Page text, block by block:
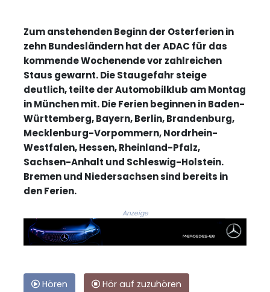
Zum anstehenden Beginn der Osterferien in
zehn Bundesländern hat der ADAC für das
kommende Wochenende vor zahlreichen
Staus gewarnt. Die Staugefahr steige
deutlich, teilte der Automobilklub am Montag
in München mit. Die Ferien beginnen in Baden-
Württemberg, Bayern, Berlin, Brandenburg,
Mecklenburg-Vorpommern, Nordrhein-
Westfalen, Hessen, Rheinland-Pfalz,
Sachsen-Anhalt und Schleswig-Holstein.
Bremen und Niedersachsen sind bereits in
den Ferien.
Anzeige
Hören
Hör auf zuzuhören